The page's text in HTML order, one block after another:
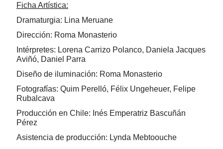
Ficha Artística:
Dramaturgia: Lina Meruane
Dirección: Roma Monasterio
Intérpretes: Lorena Carrizo Polanco, Daniela Jacques
Aviñó, Daniel Parra
Diseño de iluminación: Roma Monasterio
Fotografías: Quim Perelló, Félix Ungeheuer, Felipe
Rubalcava
Producción en Chile: Inés Emperatriz Bascuñán
Pérez
Asistencia de producción: Lynda Mebtoouche